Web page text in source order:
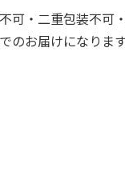
・二重包装不可
のお届けになりま